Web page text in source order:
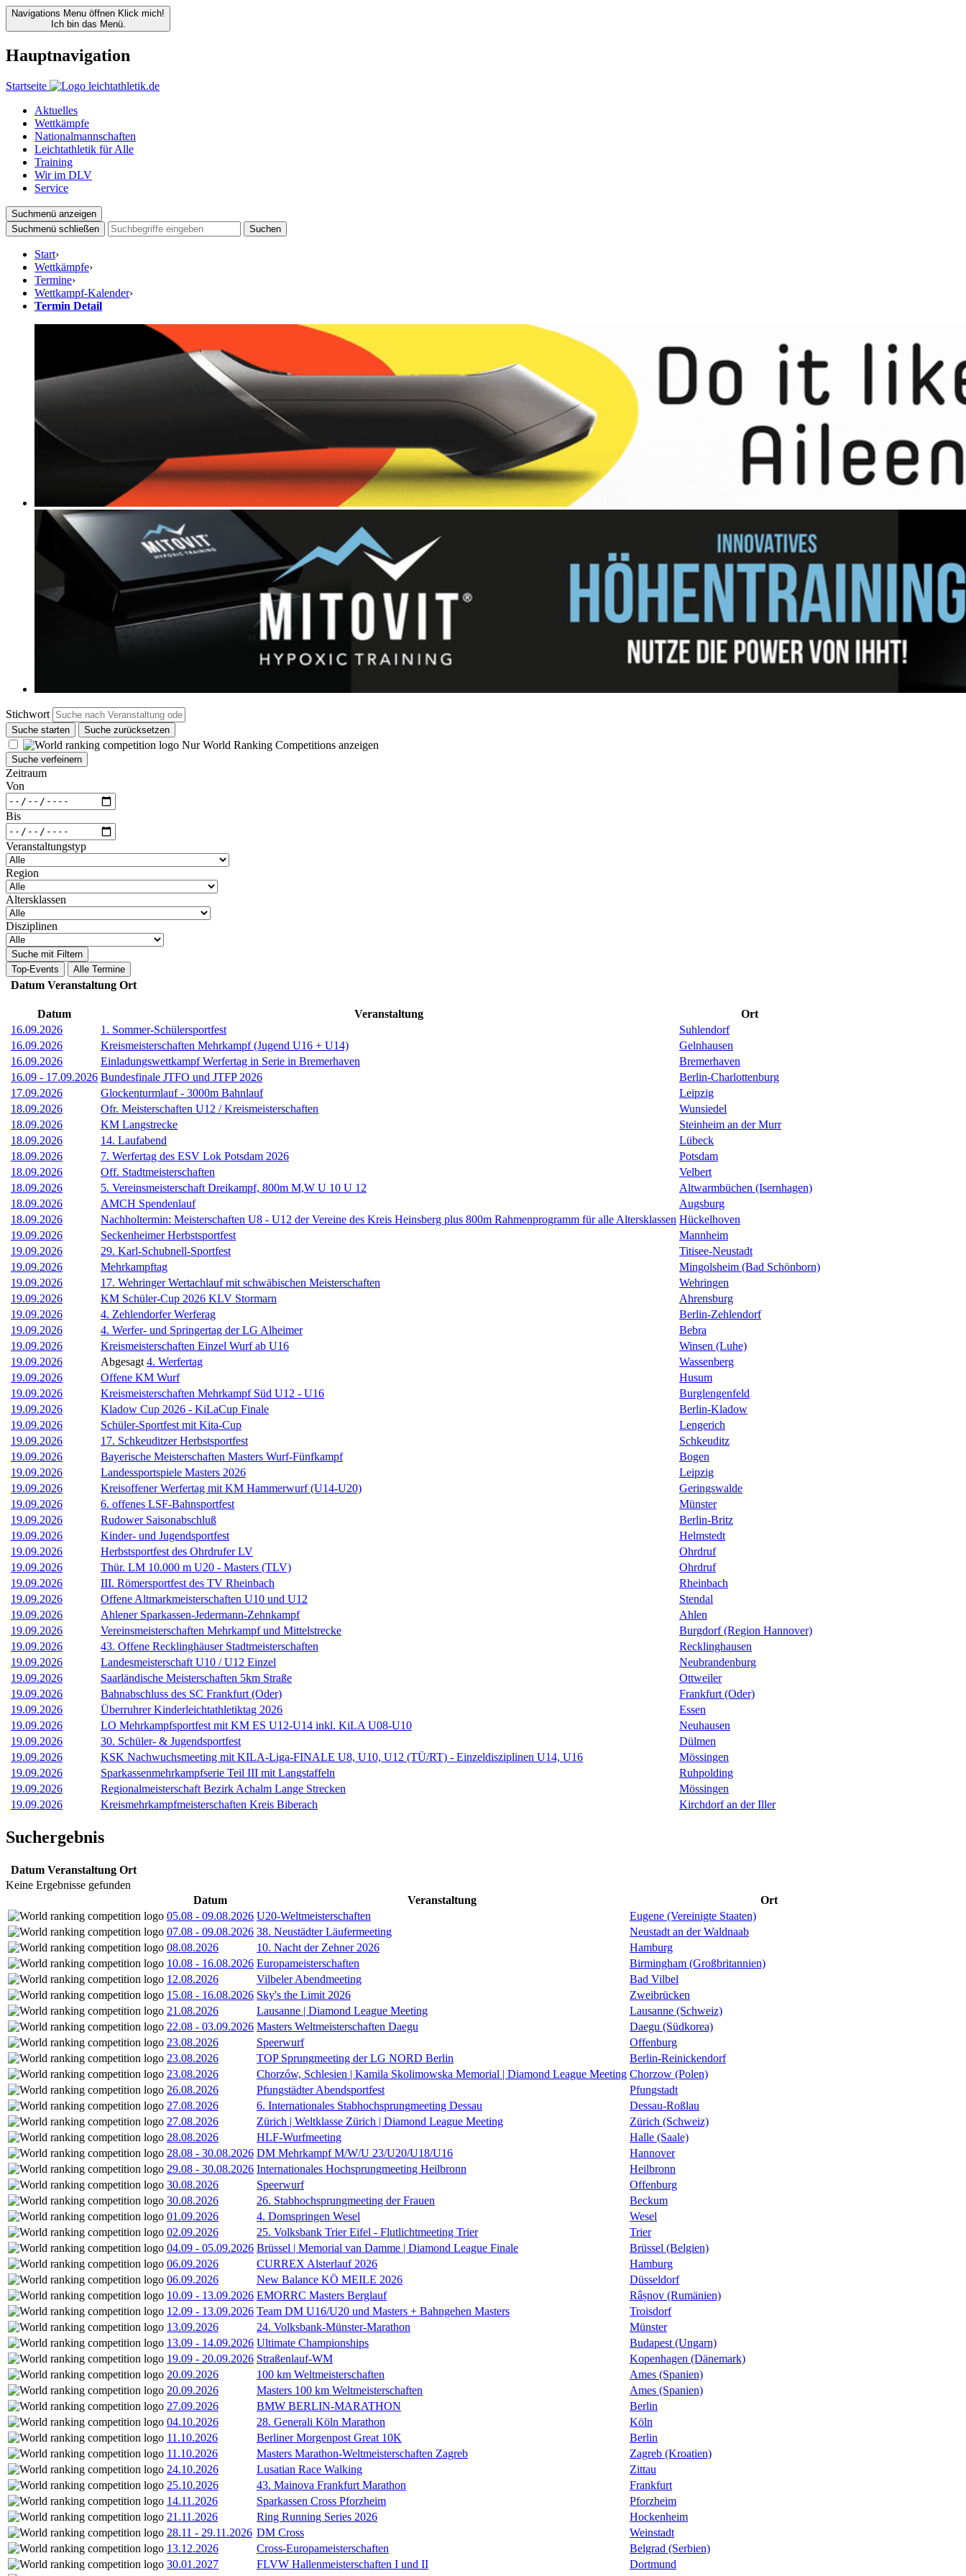
Navigations Menu öffnen Klick mich!
Ich bin das Menü.
Hauptnavigation
Startseite
Aktuelles
Wettkämpfe
Nationalmannschaften
Leichtathletik für Alle
Training
Wir im DLV
Service
Suchmenü anzeigen
Suchmenü schließen
Suchen
Start›
Wettkämpfe›
Termine›
Wettkampf-Kalender›
Termin Detail
Stichwort
Suche starten Suche zurücksetzen
Nur World Ranking Competitions anzeigen
Suche verfeinern
Zeitraum
Von
Bis
Veranstaltungstyp
Region
Altersklassen
Disziplinen
Suche mit Filtern
Top-Events
Alle Termine
Datum Veranstaltung Ort
Datum Veranstaltung
Ort
16.09.2026
1. Sommer-Schülersportfest
Suhlendorf
16.09.2026
Kreismeisterschaften Mehrkampf (Jugend U16 + U14)
Gelnhausen
16.09.2026
Einladungswettkampf Werfertag in Serie in Bremerhaven
Bremerhaven
16.09 - 17.09.2026 Bundesfinale JTFO und JTFP 2026
Berlin-Charlottenburg
17.09.2026
Glockenturmlauf - 3000m Bahnlauf
Leipzig
18.09.2026
Ofr. Meisterschaften U12 / Kreismeisterschaften
Wunsiedel
18.09.2026
KM Langstrecke
Steinheim an der Murr
18.09.2026
14. Laufabend
Lübeck
18.09.2026
7. Werfertag des ESV Lok Potsdam 2026
Potsdam
18.09.2026
Off. Stadtmeisterschaften
Velbert
18.09.2026
5. Vereinsmeisterschaft Dreikampf, 800m M,W U 10 U 12
Altwarmbüchen (Isernhagen)
18.09.2026
AMCH Spendenlauf
Augsburg
18.09.2026
Nachholtermin: Meisterschaften U8 - U12 der Vereine des Kreis Heinsberg plus 800m Rahmenprogramm für alle Altersklassen Hückelhoven
19.09.2026
Seckenheimer Herbstsportfest
Mannheim
19.09.2026
29. Karl-Schubnell-Sportfest
Titisee-Neustadt
19.09.2026
Mehrkampftag
Mingolsheim (Bad Schönborn)
19.09.2026
17. Wehringer Wertachlauf mit schwäbischen Meisterschaften
Wehringen
19.09.2026
KM Schüler-Cup 2026 KLV Stormarn
Ahrensburg
19.09.2026
4. Zehlendorfer Werferag
Berlin-Zehlendorf
19.09.2026
4. Werfer- und Springertag der LG Alheimer
Bebra
19.09.2026
Kreismeisterschaften Einzel Wurf ab U16
Winsen (Luhe)
19.09.2026
Abgesagt 4. Werfertag
Wassenberg
19.09.2026
Offene KM Wurf
Husum
19.09.2026
Kreismeisterschaften Mehrkampf Süd U12 - U16
Burglengenfeld
19.09.2026
Kladow Cup 2026 - KiLaCup Finale
Berlin-Kladow
19.09.2026
Schüler-Sportfest mit Kita-Cup
Lengerich
19.09.2026
17. Schkeuditzer Herbstsportfest
Schkeuditz
19.09.2026
Bayerische Meisterschaften Masters Wurf-Fünfkampf
Bogen
19.09.2026
Landessportspiele Masters 2026
Leipzig
19.09.2026
Kreisoffener Werfertag mit KM Hammerwurf (U14-U20)
Geringswalde
19.09.2026
6. offenes LSF-Bahnsportfest
Münster
19.09.2026
Rudower Saisonabschluß
Berlin-Britz
19.09.2026
Kinder- und Jugendsportfest
Helmstedt
19.09.2026
Herbstsportfest des Ohrdrufer LV
Ohrdruf
19.09.2026
Thür. LM 10.000 m U20 - Masters (TLV)
Ohrdruf
19.09.2026
III. Römersportfest des TV Rheinbach
Rheinbach
19.09.2026
Offene Altmarkmeisterschaften U10 und U12
Stendal
19.09.2026
Ahlener Sparkassen-Jedermann-Zehnkampf
Ahlen
19.09.2026
Vereinsmeisterschaften Mehrkampf und Mittelstrecke
Burgdorf (Region Hannover)
19.09.2026
43. Offene Recklinghäuser Stadtmeisterschaften
Recklinghausen
19.09.2026
Landesmeisterschaft U10 / U12 Einzel
Neubrandenburg
19.09.2026
Saarländische Meisterschaften 5km Straße
Ottweiler
19.09.2026
Bahnabschluss des SC Frankfurt (Oder)
Frankfurt (Oder)
19.09.2026
Überruhrer Kinderleichtathletiktag 2026
Essen
19.09.2026
LO Mehrkampfsportfest mit KM ES U12-U14 inkl. KiLA U08-U10
Neuhausen
19.09.2026
30. Schüler- & Jugendsportfest
Dülmen
19.09.2026
KSK Nachwuchsmeeting mit KILA-Liga-FINALE U8, U10, U12 (TÜ/RT) - Einzeldisziplinen U14, U16
Mössingen
19.09.2026
Sparkassenmehrkampfserie Teil III mit Langstaffeln
Ruhpolding
19.09.2026
Regionalmeisterschaft Bezirk Achalm Lange Strecken
Mössingen
19.09.2026
Kreismehrkampfmeisterschaften Kreis Biberach Kirchdorf an der Iller
Suchergebnis
Datum Veranstaltung Ort
Keine Ergebnisse gefunden
Datum
Veranstaltung
Ort
05.08 - 09.08.2026 U20-Weltmeisterschaften
Eugene (Vereinigte Staaten)
07.08 - 09.08.2026 38. Neustädter Läufermeeting
Neustadt an der Waldnaab
08.08.2026
10. Nacht der Zehner 2026
Hamburg
10.08 - 16.08.2026 Europameisterschaften
Birmingham (Großbritannien)
12.08.2026
Vilbeler Abendmeeting
Bad Vilbel
15.08 - 16.08.2026 Sky's the Limit 2026
Zweibrücken
21.08.2026
Lausanne | Diamond League Meeting
Lausanne (Schweiz)
22.08 - 03.09.2026 Masters Weltmeisterschaften Daegu
Daegu (Südkorea)
23.08.2026
Speerwurf
Offenburg
23.08.2026
TOP Sprungmeeting der LG NORD Berlin
Berlin-Reinickendorf
23.08.2026
Chorzów, Schlesien | Kamila Skolimowska Memorial | Diamond League Meeting Chorzow (Polen)
26.08.2026
Pfungstädter Abendsportfest
Pfungstadt
27.08.2026
6. Internationales Stabhochsprungmeeting Dessau
Dessau-Roßlau
27.08.2026
Zürich | Weltklasse Zürich | Diamond League Meeting
Zürich (Schweiz)
28.08.2026
HLF-Wurfmeeting
Halle (Saale)
28.08 - 30.08.2026 DM Mehrkampf M/W/U 23/U20/U18/U16
Hannover
29.08 - 30.08.2026 Internationales Hochsprungmeeting Heilbronn
Heilbronn
30.08.2026
Speerwurf
Offenburg
30.08.2026
26. Stabhochsprungmeeting der Frauen
Beckum
01.09.2026
4. Domspringen Wesel
Wesel
02.09.2026
25. Volksbank Trier Eifel - Flutlichtmeeting Trier
Trier
04.09 - 05.09.2026 Brüssel | Memorial van Damme | Diamond League Finale
Brüssel (Belgien)
06.09.2026
CURREX Alsterlauf 2026
Hamburg
06.09.2026
New Balance KÖ MEILE 2026
Düsseldorf
10.09 - 13.09.2026 EMORRC Masters Berglauf
Râșnov (Rumänien)
12.09 - 13.09.2026 Team DM U16/U20 und Masters + Bahngehen Masters
Troisdorf
13.09.2026
24. Volksbank-Münster-Marathon
Münster
13.09 - 14.09.2026 Ultimate Championships
Budapest (Ungarn)
19.09 - 20.09.2026 Straßenlauf-WM
Kopenhagen (Dänemark)
20.09.2026
100 km Weltmeisterschaften
Ames (Spanien)
20.09.2026
Masters 100 km Weltmeisterschaften
Ames (Spanien)
27.09.2026
BMW BERLIN-MARATHON
Berlin
04.10.2026
28. Generali Köln Marathon
Köln
11.10.2026
Berliner Morgenpost Great 10K
Berlin
11.10.2026
Masters Marathon-Weltmeisterschaften Zagreb
Zagreb (Kroatien)
24.10.2026
Lusatian Race Walking
Zittau
25.10.2026
43. Mainova Frankfurt Marathon
Frankfurt
14.11.2026
Sparkassen Cross Pforzheim
Pforzheim
21.11.2026
Ring Running Series 2026
Hockenheim
28.11 - 29.11.2026 DM Cross
Weinstadt
13.12.2026
Cross-Europameisterschaften
Belgrad (Serbien)
30.01.2027
FLVW Hallenmeisterschaften I und II
Dortmund